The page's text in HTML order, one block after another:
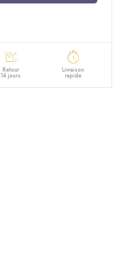
Retour
14 jours
Livraison
rapide